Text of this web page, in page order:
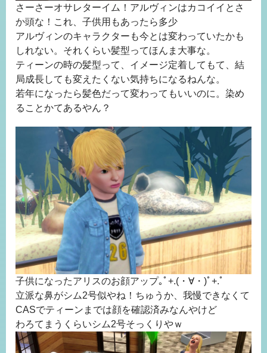
さーさーオサレターイム！アルヴィンはカコイイとさ
か頭な！これ、子供用もあったら多少
アルヴィンのキャラクターも今とは変わっていたかも
しれない。それくらい髪型ってほんま大事な。
ティーンの時の髪型って、イメージ定着してもて、結
局成長しても変えたくない気持ちになるねんな。
若年になったら髪色だって変わってもいいのに。染め
ることかてあるやん？
子供になったアリスのお顔アップ｡ﾟ+.(・∀・)ﾟ+.ﾟ
立派な鼻がシム2号似やね！ちゅうか、我慢できなくて
CASでティーンまでは顔を確認済みなんやけど
わろてまうくらいシム2号そっくりやｗ